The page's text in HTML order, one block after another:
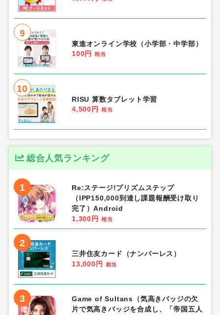
9
東進オンライン学校（小学部・中学部）
100円
相当
10
RISU 算数タブレット学習
4,500円
相当
総合人気ランキング
1
Re:ステージ!プリズムステップ
（IPP150,000到達し課題報酬受け取り
完了）Android
1,300円
相当
2
三井住友カード（ナンバーレス）
13,000円
相当
3
Game of Sultans（気高きバッジの欠
片で気高きバッジを合成し、「帝国五人